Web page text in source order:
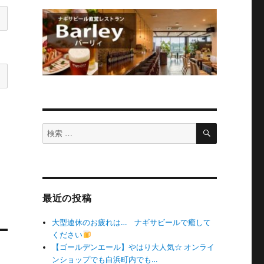
検
索
検
最近の投稿
大型連休のお疲れは… ナギサビールで癒して
ください
【ゴールデンエール】やはり大人気☆ オンライ
ンショップでも白浜町内でも…